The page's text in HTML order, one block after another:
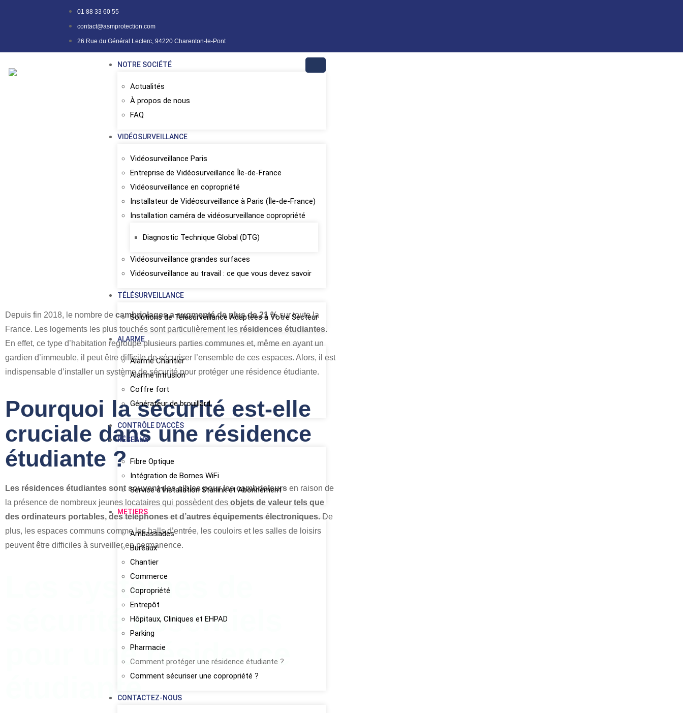
01 88 33 60 55
contact@asmprotection.com
26 Rue du Général Leclerc, 94220 Charenton-le-Pont
NOTRE SOCIÉTÉ
Actualités
À propos de nous
FAQ
VIDÉOSURVEILLANCE
Vidéosurveillance Paris
Entreprise de Vidéosurveillance Île-de-France
Vidéosurveillance en copropriété
Installateur de Vidéosurveillance à Paris (Île-de-France)
Installation caméra de vidéosurveillance copropriété
Diagnostic Technique Global (DTG)
Vidéosurveillance grandes surfaces
Vidéosurveillance au travail : ce que vous devez savoir
TÉLÉSURVEILLANCE
Solutions de Télésurveillance Adaptées à Votre Secteur
ALARME
Alarme Chantier
Alarme intrusion
Coffre fort
Générateur de brouillard
CONTRÔLE D’ACCÈS
RÉSEAUX
Fibre Optique
Intégration de Bornes WiFi
Service d’Installation Starlink et Abonnement
METIERS
Ambassades
Bureaux
Chantier
Commerce
Copropriété
Entrepôt
Hôpitaux, Cliniques et EHPAD
Parking
Pharmacie
Comment protéger une résidence étudiante ?
Comment sécuriser une copropriété ?
CONTACTEZ-NOUS
Depuis fin 2018, le nombre de cambriolages a augmenté de plus de 21 %sur toute la
France. Les logements les plus touchés sont particulièrement les résidences étudiantes.
En effet, ce type d’habitation regroupe plusieurs parties communes et, même en ayant un
gardien d’immeuble, il peut être difficile de sécuriser l’ensemble de ces espaces. Alors, il est
indispensable d’installer un système de sécurité pour protéger une résidence étudiante.
Pourquoi la sécurité est-elle
cruciale dans une résidence
étudiante ?
Les résidences étudiantes sont souvent des cibles pour les cambrioleurs en raison de
la présence de nombreux jeunes locataires qui possèdent des objets de valeur tels que
des ordinateurs portables, des téléphones et d’autres équipements électroniques. De
plus, les espaces communs comme les halls d’entrée, les couloirs et les salles de loisirs
peuvent être difficiles à surveiller en permanence.
Les systèmes de
sécurité essentiels
pour une résidence
étudiante